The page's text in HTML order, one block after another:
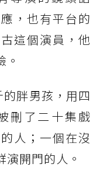
，也有平台的
這個演員，他
胖男孩，用四
刪了二十集戲
人；一個在沒
開門的人。